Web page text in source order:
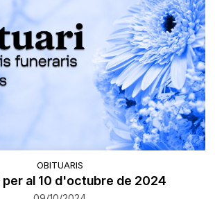
OBITUARIS
per al 10 d'octubre de 2024